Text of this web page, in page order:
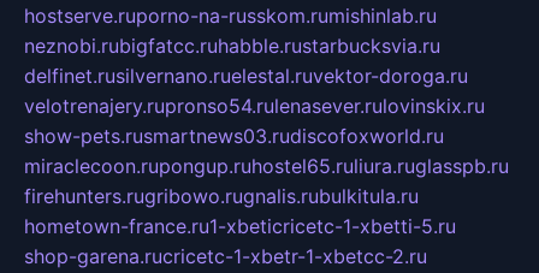
hostserve.ruporno-na-russkom.rumishinlab.ru
neznobi.rubigfatcc.ruhabble.rustarbucksvia.ru
delfinet.rusilvernano.ruelestal.ruvektor-doroga.ru
velotrenajery.rupronso54.rulenasever.rulovinskix.ru
show-pets.rusmartnews03.rudiscofoxworld.ru
miraclecoon.rupongup.ruhostel65.ruliura.ruglasspb.ru
firehunters.rugribowo.rugnalis.rubulkitula.ru
hometown-france.ru1-xbeticricetc-1-xbetti-5.ru
shop-garena.rucricetc-1-xbetr-1-xbetcc-2.ru